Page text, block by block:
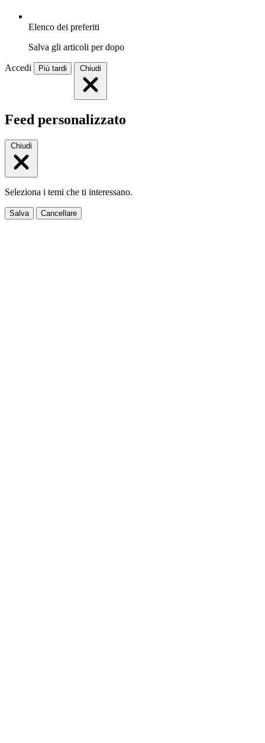
Elenco dei preferiti
Salva gli articoli per dopo
Accedi Più tardi Chiudi
Feed personalizzato
Chiudi
Seleziona i temi che ti interessano.
Salva Cancellare